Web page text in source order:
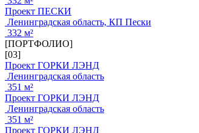
Проект ПЕСКИ
Ленинградская область, КП Пески
332 м²
[ПОРТФОЛИО]
[03]
Проект ГОРКИ ЛЭНД
Ленинградская область
351 м²
Проект ГОРКИ ЛЭНД
Ленинградская область
351 м²
Проект ГОРКИ ЛЭНД